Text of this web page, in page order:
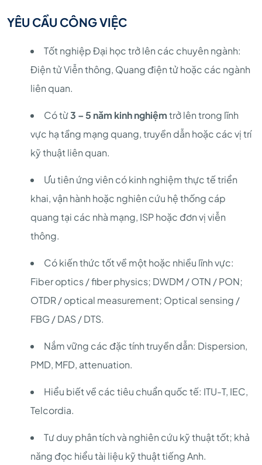
YÊU CẦU CÔNG VIỆC
Tốt nghiệp Đại học trở lên các chuyên ngành:
Điện tử Viễn thông, Quang điện tử hoặc các ngành
liên quan.
Có từ3 – 5 năm kinh nghiệmtrở lên trong lĩnh
vực hạ tầng mạng quang, truyền dẫn hoặc các vị trí
kỹ thuật liên quan.
Ưu tiên ứng viên có kinh nghiệm thực tế triển
khai, vận hành hoặc nghiên cứu hệ thống cáp
quang tại các nhà mạng, ISP hoặc đơn vị viễn
thông.
Có kiến thức tốt về một hoặc nhiều lĩnh vực:
Fiber optics / fiber physics; DWDM / OTN / PON;
OTDR / optical measurement; Optical sensing /
FBG / DAS / DTS.
Nắm vững các đặc tính truyền dẫn: Dispersion,
PMD, MFD, attenuation.
Hiểu biết về các tiêu chuẩn quốc tế: ITU-T, IEC,
Telcordia.
Tư duy phân tích và nghiên cứu kỹ thuật tốt; khả
năng đọc hiểu tài liệu kỹ thuật tiếng Anh.